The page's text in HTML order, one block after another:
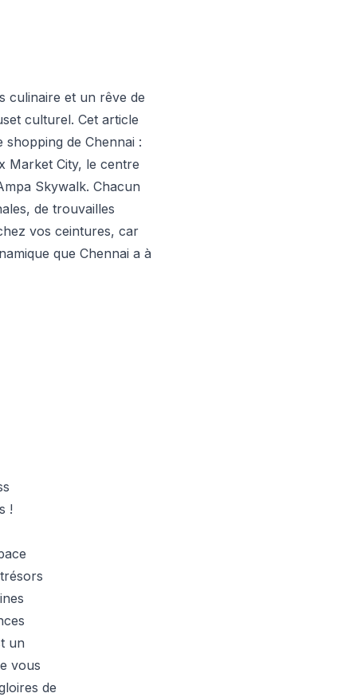
culinaire et un rêve de
culturel. Cet article
shopping de Chennai :
Market City, le centre
Skywalk. Chacun
de trouvailles
vos ceintures, car
que Chennai a à
!
un
vous
de